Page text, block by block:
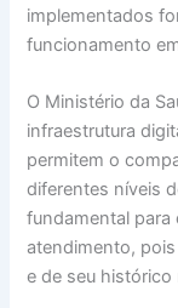
implementados
funcionamento
O Ministério da
infraestrutura
permitem o
diferentes níveis
fundamental
atendimento,
e de seu histórico